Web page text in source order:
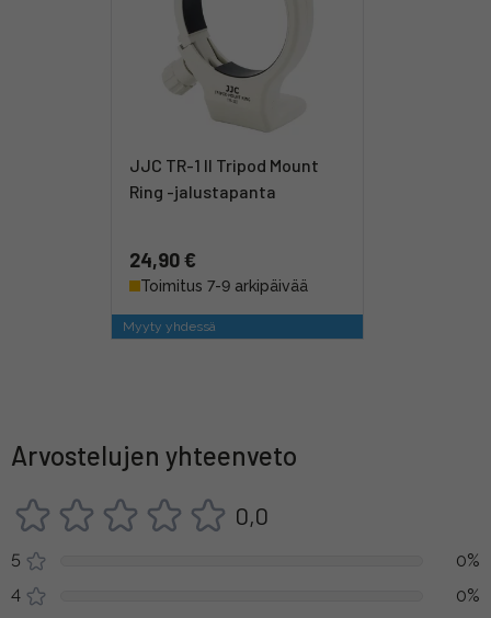
JJC TR-1 II Tripod Mount
Ring -jalustapanta
24,90 €
Toimitus 7-9 arkipäivää
Myyty yhdessä
Arvostelujen yhteenveto
0,0
5
0%
4
0%